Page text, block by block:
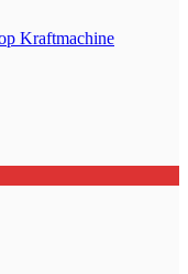
Kraftmaсhine